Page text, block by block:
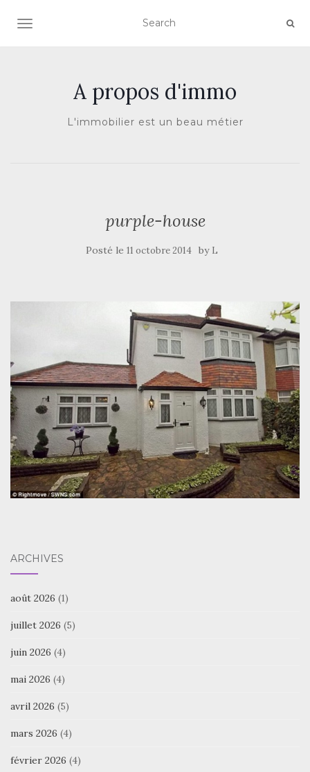
AFFICHER/MASQUER LA NAVIGATION
A propos d'immo
L'immobilier est un beau métier
purple-house
Posté le 11 octobre 2014 by L
ARCHIVES
août 2026 (1)
juillet 2026 (5)
juin 2026 (4)
mai 2026 (4)
avril 2026 (5)
mars 2026 (4)
février 2026 (4)